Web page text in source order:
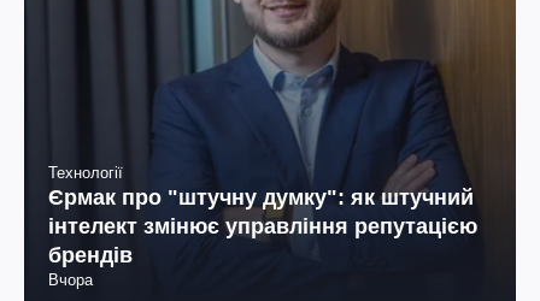
Технології
Єрмак про "штучну думку": як штучний
інтелект змінює управління репутацією
брендів
Вчора